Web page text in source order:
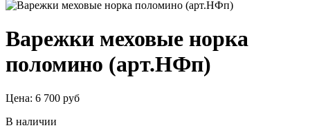
Варежки меховые норка
поломино (арт.НФп)
Цена: 6 700 руб
В наличии